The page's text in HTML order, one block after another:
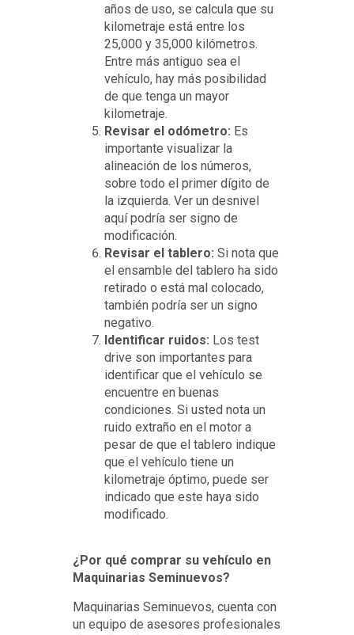
años de uso, se calcula que su
kilometraje está entre los
25,000 y 35,000 kilómetros.
Entre más antiguo sea el
vehículo, hay más posibilidad
de que tenga un mayor
kilometraje.
Revisar el odómetro: Es
importante visualizar la
alineación de los números,
sobre todo el primer dígito de
la izquierda. Ver un desnivel
aquí podría ser signo de
modificación.
Revisar el tablero: Si nota que
el ensamble del tablero ha sido
retirado o está mal colocado,
también podría ser un signo
negativo.
Identificar ruidos: Los test
drive son importantes para
identificar que el vehículo se
encuentre en buenas
condiciones. Si usted nota un
ruido extraño en el motor a
pesar de que el tablero indique
que el vehículo tiene un
kilometraje óptimo, puede ser
indicado que este haya sido
modificado.
¿Por qué comprar su vehículo en
Maquinarias Seminuevos?
Maquinarias Seminuevos, cuenta con
un equipo de asesores profesionales